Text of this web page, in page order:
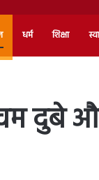
धर्म शिक्षा
दुबे